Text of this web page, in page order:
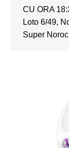
CU ORA
Loto 6/49,
Super